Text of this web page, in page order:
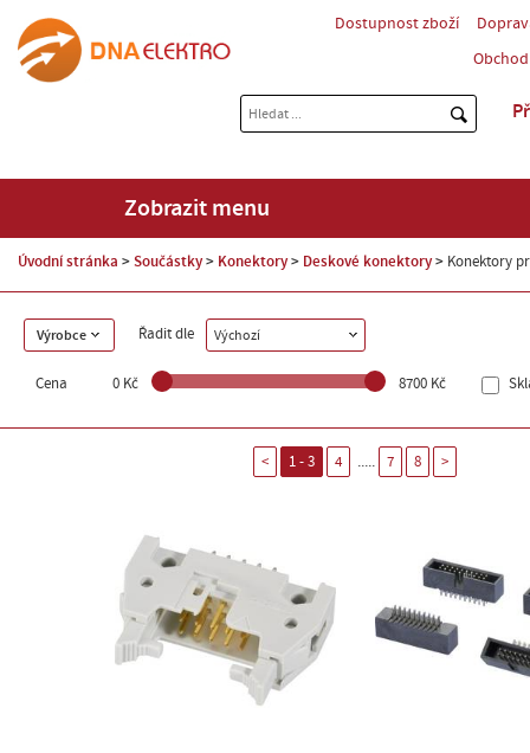
Dostupnost zboží
Zobrazit menu
Úvodní stránka Součástky Konektory Deskové konektory Konektory
Výrobce Řadit dle Výchozí
Cena 0 Kč 8700 Kč
< 1 - 3 4 ..... 7 8 >